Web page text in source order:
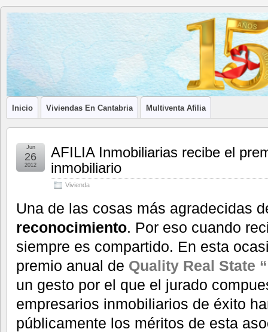
Blog de
Afilia
Inmobiliarias
LA ASOCIACIÓN DE LOS PROFESIONALES INMOBILIARIOS
Inicio Viviendas En Cantabria Multiventa Afilia
AFILIA Inmobiliarias recibe el
inmobiliario
Vivienda
Jun
26
2012
Una de las cosas más agradecidas
reconocimiento. Por eso cuando
siempre es compartido. En esta
premio anual de Quality Real State
un gesto por el que el jurado
empresarios inmobiliarios de éxito
públicamente los méritos de esta